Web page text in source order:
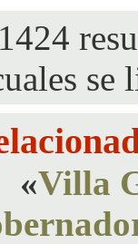
se
«Villa